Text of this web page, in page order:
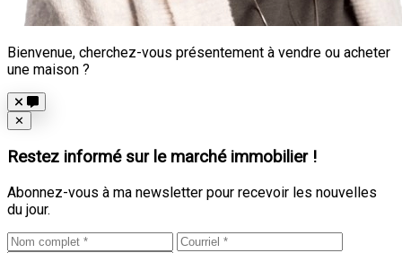
Bienvenue, cherchez-vous présentement à vendre ou acheter
une maison ?
Close
✕
Restez informé sur le marché immobilier !
Abonnez-vous à ma newsletter pour recevoir les nouvelles
du jour.